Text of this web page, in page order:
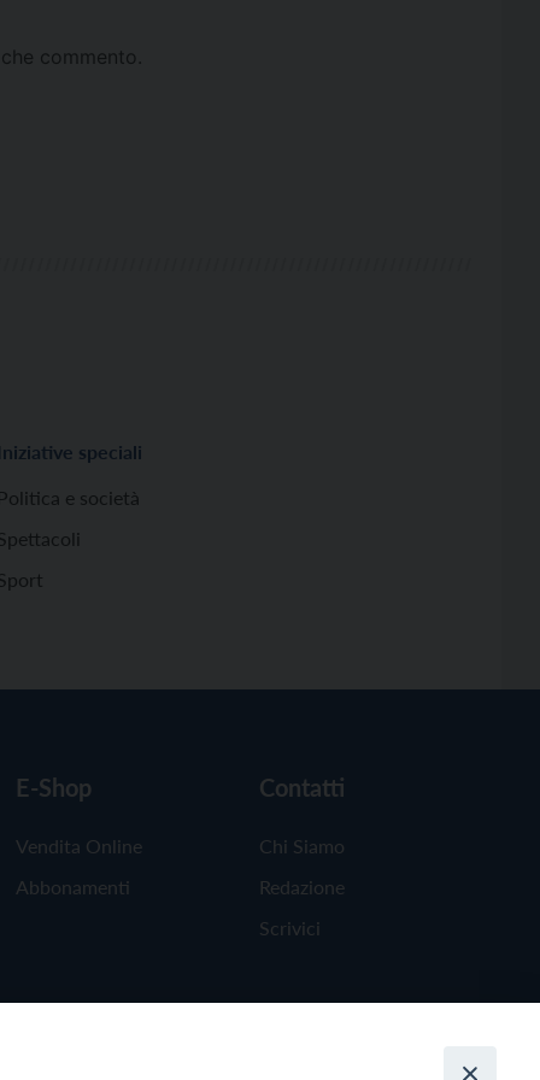
commento.
Iniziative speciali
Politica e società
E-Shop
Vendita Online
Abbonamenti
Contatti
Chi Siamo
Redazione
Scrivici